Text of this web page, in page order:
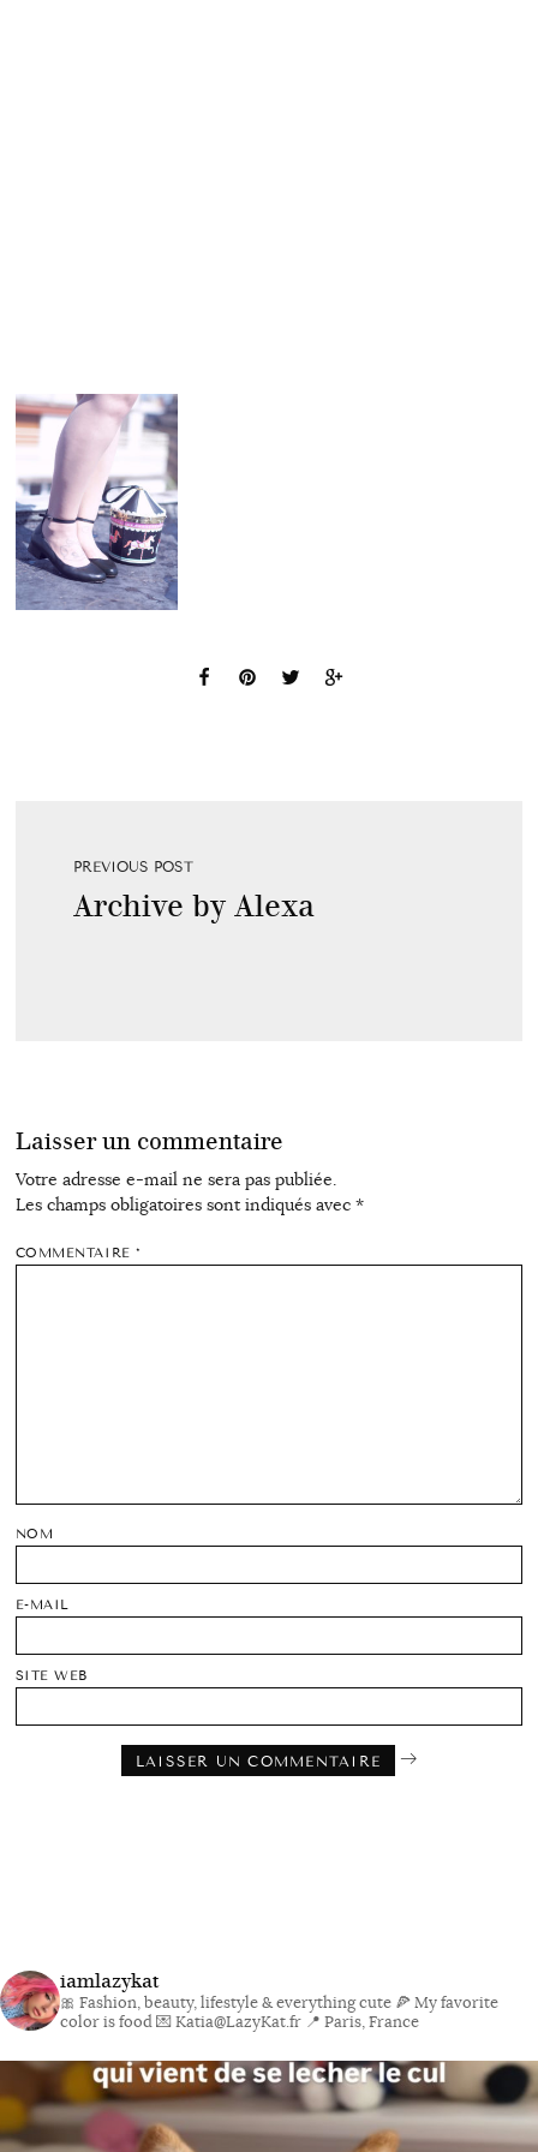
PREVIOUS POST
Archive by Alexa
Laisser un commentaire
Votre adresse e-mail ne sera pas publiée.
Les champs obligatoires sont indiqués avec *
COMMENTAIRE*
NOM
E-MAIL
SITE WEB
iamlazykat
🎀 Fashion, beauty, lifestyle & everything cute 🍕 My favorite
color is food💌 Katia@LazyKat.fr 📍 Paris, France